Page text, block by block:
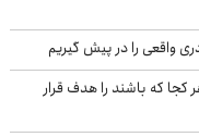
واقعی را در پیش گیریم
که باشند را هدف قرار